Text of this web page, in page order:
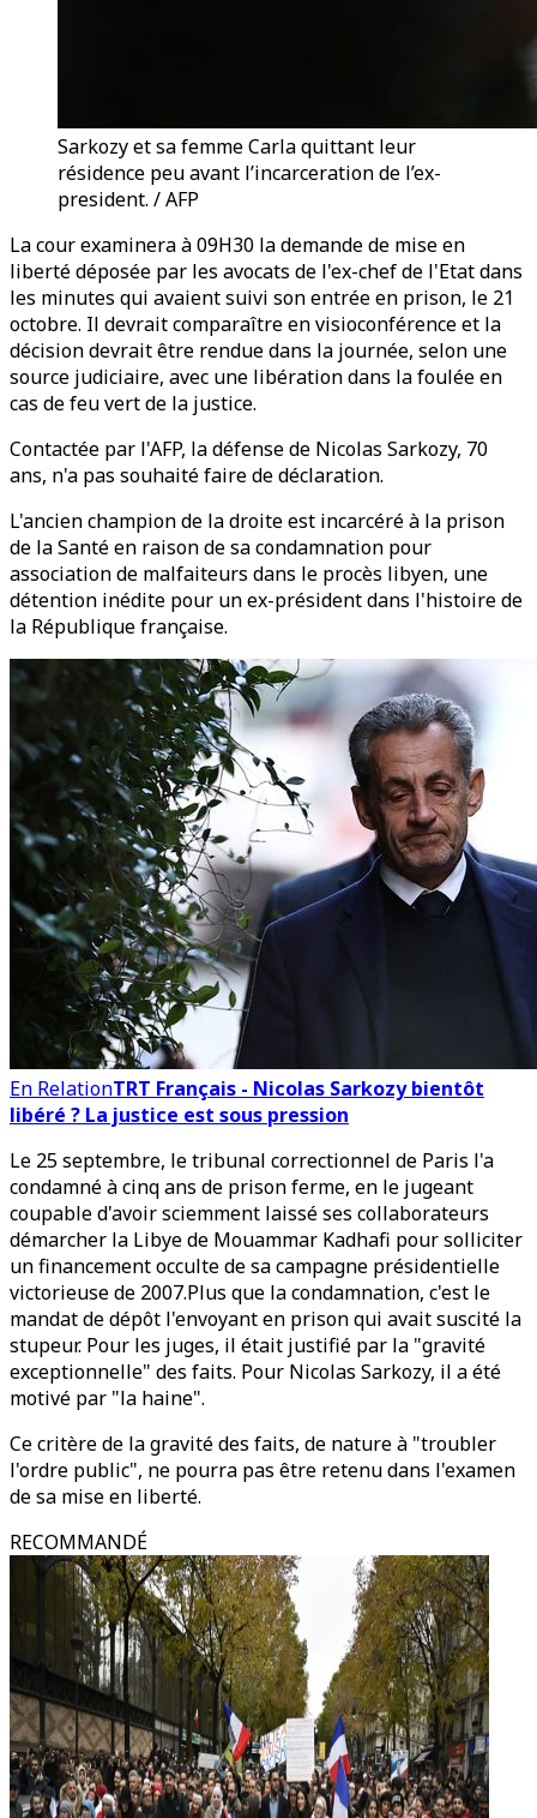
Sarkozy et sa femme Carla quittant leur
résidence peu avant l’incarceration de l’ex-
president. / AFP
La cour examinera à 09H30 la demande de mise en
liberté déposée par les avocats de l'ex-chef de l'Etat dans
les minutes qui avaient suivi son entrée en prison, le 21
octobre. Il devrait comparaître en visioconférence et la
décision devrait être rendue dans la journée, selon une
source judiciaire, avec une libération dans la foulée en
cas de feu vert de la justice.
Contactée par l'AFP, la défense de Nicolas Sarkozy, 70
ans, n'a pas souhaité faire de déclaration.
L'ancien champion de la droite est incarcéré à la prison
de la Santé en raison de sa condamnation pour
association de malfaiteurs dans le procès libyen, une
détention inédite pour un ex-président dans l'histoire de
la République française.
En RelationTRT Français - Nicolas Sarkozy bientôt
libéré ? La justice est sous pression
Le 25 septembre, le tribunal correctionnel de Paris l'a
condamné à cinq ans de prison ferme, en le jugeant
coupable d'avoir sciemment laissé ses collaborateurs
démarcher la Libye de Mouammar Kadhafi pour solliciter
un financement occulte de sa campagne présidentielle
victorieuse de 2007.Plus que la condamnation, c'est le
mandat de dépôt l'envoyant en prison qui avait suscité la
stupeur. Pour les juges, il était justifié par la "gravité
exceptionnelle" des faits. Pour Nicolas Sarkozy, il a été
motivé par "la haine".
Ce critère de la gravité des faits, de nature à "troubler
l'ordre public", ne pourra pas être retenu dans l'examen
de sa mise en liberté.
RECOMMANDÉ